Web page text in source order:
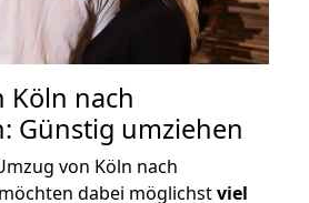
Köln nach
Günstig umziehen
von Köln nach
dabei möglichstviel